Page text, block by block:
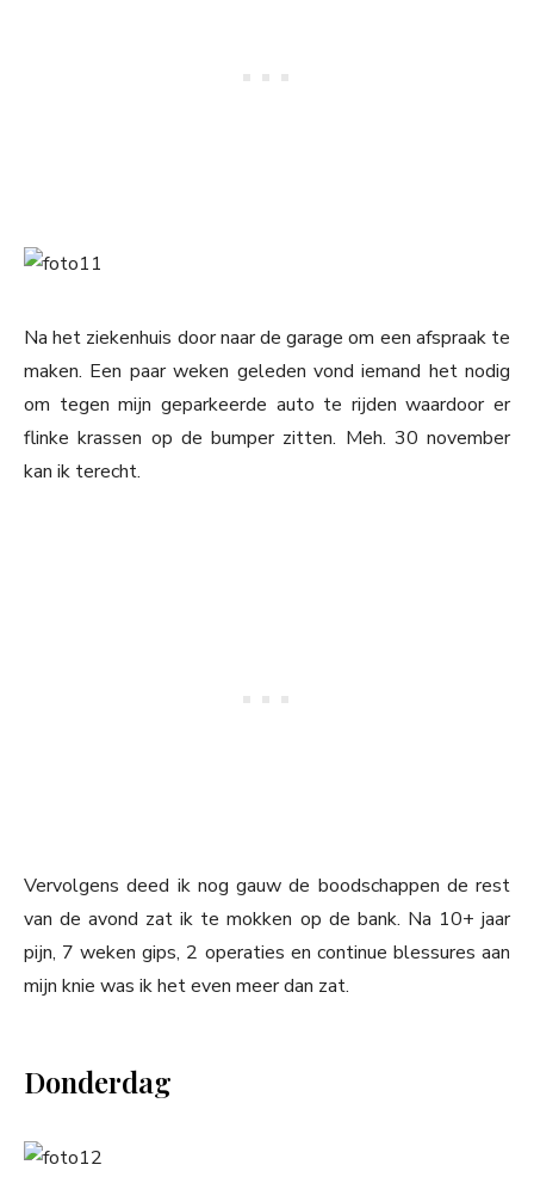
Na het ziekenhuis door naar de garage om een afspraak te
maken. Een paar weken geleden vond iemand het nodig
om tegen mijn geparkeerde auto te rijden waardoor er
flinke krassen op de bumper zitten. Meh. 30 november
kan ik terecht.
Vervolgens deed ik nog gauw de boodschappen de rest
van de avond zat ik te mokken op de bank. Na 10+ jaar
pijn, 7 weken gips, 2 operaties en continue blessures aan
mijn knie was ik het even meer dan zat.
Donderdag